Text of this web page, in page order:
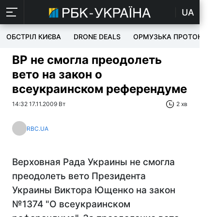
UA
ОБСТРІЛ КИЄВА DRONE DEALS ОРМУЗЬКА ПРОТОКА
ВР не смогла преодолеть
вето на закон о
всеукраинском референдуме
14:32 17.11.2009 Вт 2 хв
RBC.UA
Верховная Рада Украины не смогла
преодолеть вето Президента
Украины Виктора Ющенко на закон
№1374 "О всеукраинском